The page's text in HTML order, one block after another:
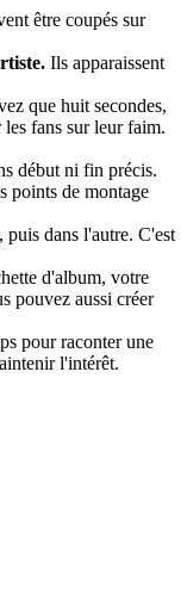
être coupés sur
Ils apparaissent
que huit secondes,
les fans sur leur faim.
début ni fin précis.
points de montage
dans l'autre. C'est
d'album, votre
pouvez aussi créer
pour raconter une
l'intérêt.